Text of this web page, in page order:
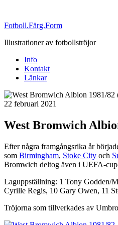
Fotboll.Färg.Form
Illustrationer av fotbollströjor
Info
Kontakt
Länkar
Publicerat
22 februari 2021
West Bromwich
Efter några framgångsrika år
som Birmingham, Stoke City och
Bromwich deltog även i UEFA-
Laguppställning: 1 Tony Godden/
Cyrille Regis, 10 Gary Owen, 11
Tröjorna som tillverkades av